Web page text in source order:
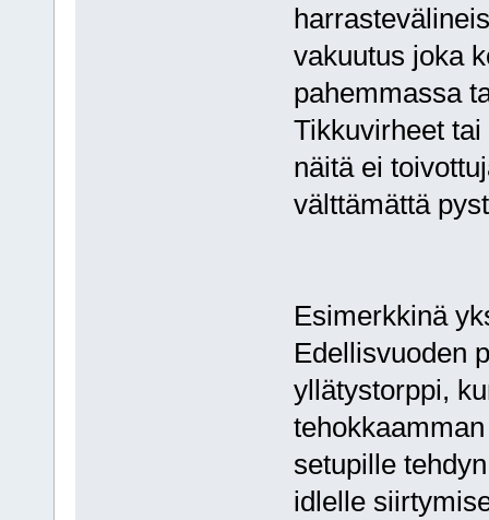
vakuutus joka
pahemmassa
Tikkuvirheet
näitä ei
välttämättä
Esimerkkinä
Edellisvuoden
yllätystorppi,
setupille
idlelle